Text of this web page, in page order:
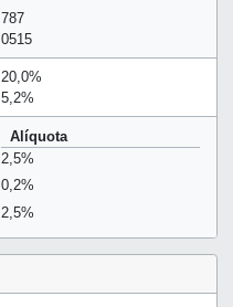
787
0515
20,0%
5,2%
Alíquota
2,5%
0,2%
2,5%